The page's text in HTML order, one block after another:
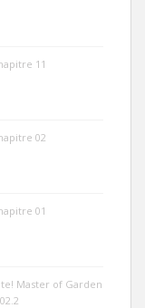
11
02
01
Master of Garden